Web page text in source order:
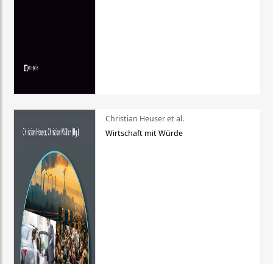
Christian Heuser et al.
Wirtschaft mit Würde